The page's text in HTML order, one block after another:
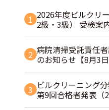
1 2026年度ビルクリ
2級・3級） 受検案
2 病院清掃受託責任
のお知らせ【8月3日
3 ビルクリーニング
第9回合格者発表（